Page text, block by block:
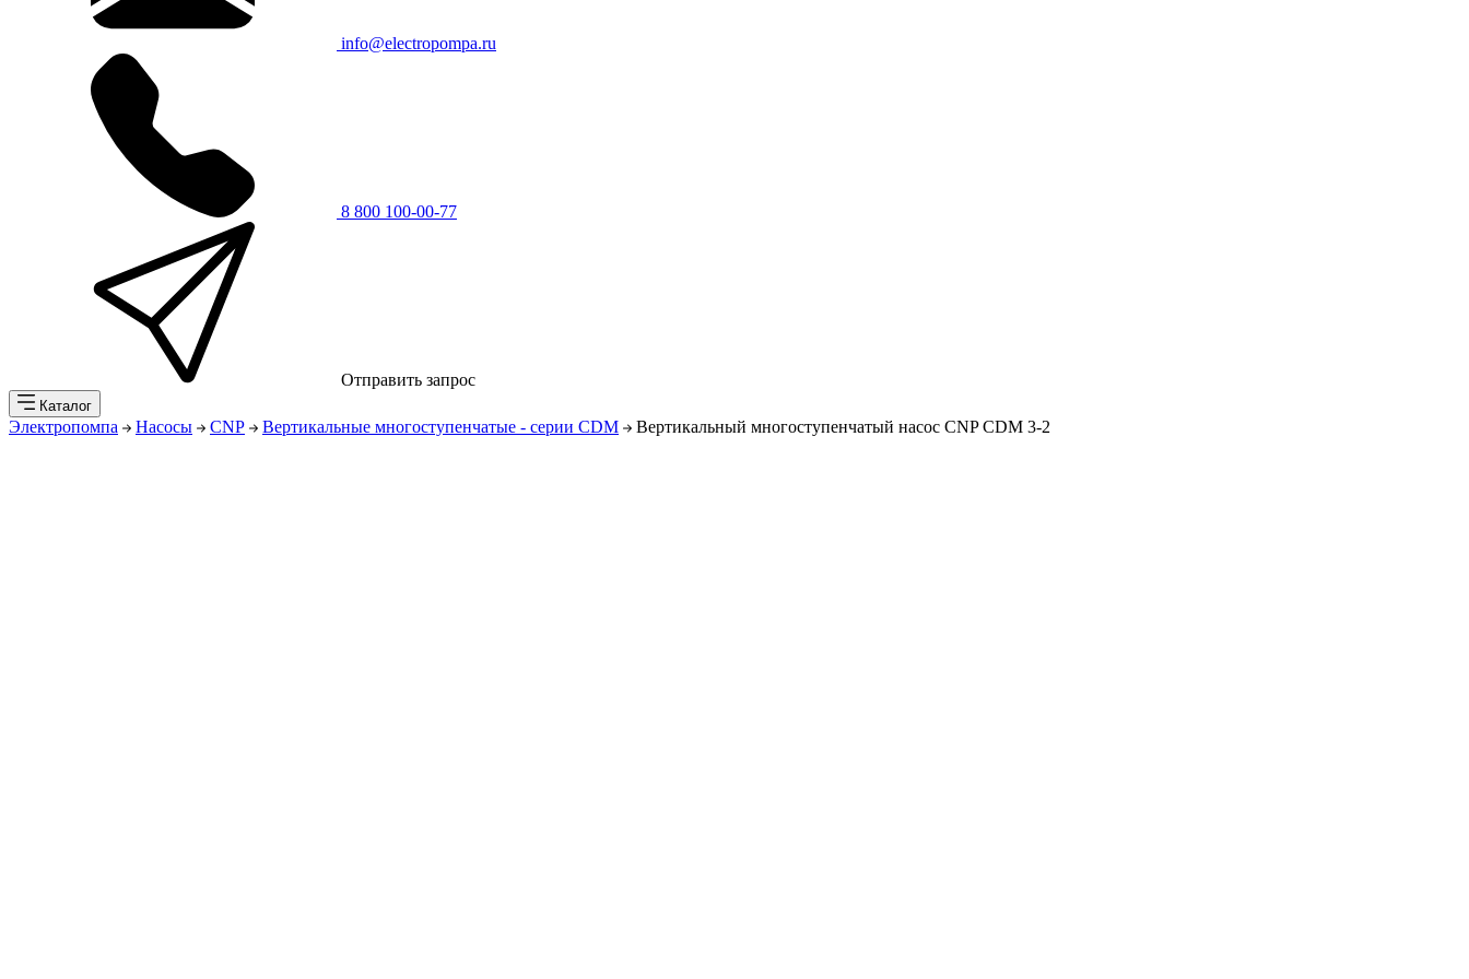
info@electropompa.ru
8 800 100-00-77
Отправить запрос
Каталог
Электропомпа Насосы CNP Вертикальные многоступенчатые - серии CDM Вертикальный многоступенчатый насос CNP CDM 3-2